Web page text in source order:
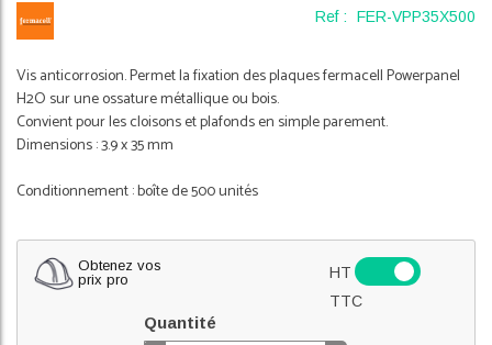
Ref : FER-VPP35X500
Vis anticorrosion. Permet la fixation des plaques fermacell Powerpanel
H2O sur une ossature métallique ou bois.
Convient pour les cloisons et plafonds en simple parement.
Dimensions : 3.9 x 35 mm
Conditionnement : boîte de 500 unités
Obtenez vos
prix pro
HT
TTC
Quantité